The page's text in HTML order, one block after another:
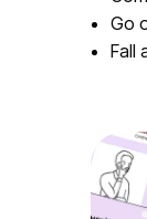
Go
Fall